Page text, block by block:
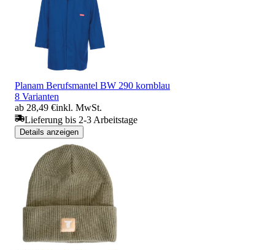
Planam Berufsmantel BW 290 kornblau
8 Varianten
ab 28,49 €inkl. MwSt.
Lieferung bis 2-3 Arbeitstage
Details anzeigen